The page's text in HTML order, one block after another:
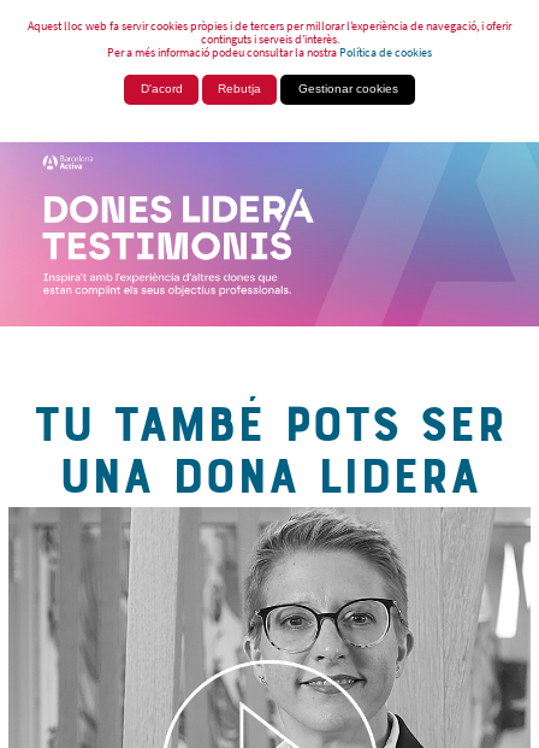
Aquest lloc web fa servir cookies pròpies i de tercers per millorar l’experiència de navegació, i oferir
continguts i serveis d’interès.
Per a més informació podeu consultar la nostraPolítica de cookies
D'acord Rebutja Gestionar cookies
TU TAMBÉ POTS SER
UNA DONA LIDERA